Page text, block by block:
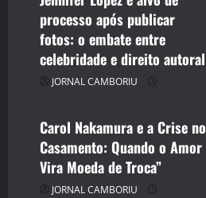
processo após publicar
fotos: o embate entre
celebridade e direito autoral
JORNAL CAMBORIU
CELEBRIDADES
CINEMA TEATRO TV INTERNET
ENTRETENIMENTO
JORNAL CAMBORIU
Carol Nakamura e a Crise no
Casamento: Quando o Amor
Vira Moeda de Troca”
JORNAL CAMBORIU